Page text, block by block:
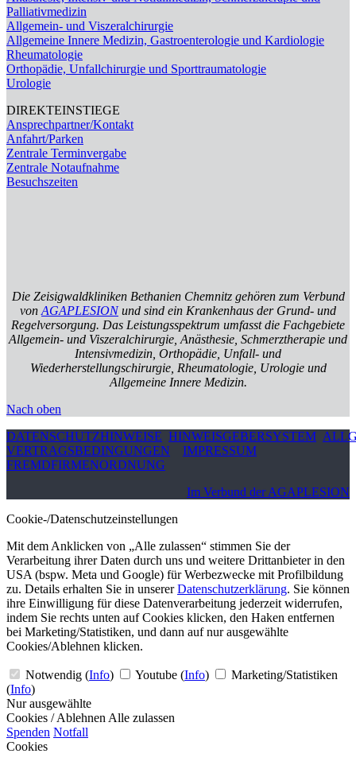
Palliativmedizin
Allgemein- und Viszeralchirurgie
Allgemeine Innere Medizin, Gastroenterologie und Kardiologie
Rheumatologie
Orthopädie, Unfallchirurgie und Sporttraumatologie
Urologie
DIREKTEINSTIEGE
Ansprechpartner/Kontakt
Anfahrt/Parken
Zentrale Terminvergabe
Zentrale Notaufnahme
Besuchszeiten
Die Zeisigwaldkliniken Bethanien Chemnitz gehören zum Verbund
von AGAPLESIONund sind ein Krankenhaus der Grund- und
Regelversorgung. Das Leistungsspektrum umfasst die Fachgebiete
Allgemein- und Viszeralchirurgie, Anästhesie, Schmerztherapie und
Intensivmedizin, Orthopädie, Unfall- und
Wiederherstellungschirurgie, Rheumatologie, Urologie und
Allgemeine Innere Medizin.
Nach oben
DATENSCHUTZHINWEISE HINWEISGEBERSYSTEM
VERTRAGSBEDINGUNGEN
IMPRESSUM
FREMDFIRMENORDNUNG
Im Verbund der AGAPLESION
Cookie-/Datenschutzeinstellungen
Mit dem Anklicken von „Alle zulassen“ stimmen Sie der
Verarbeitung ihrer Daten durch uns und weitere Drittanbieter in den
USA (bspw. Meta und Google) für Werbezwecke mit Profilbildung
zu. Details erhalten Sie in unsererDatenschutzerklärung. Sie können
ihre Einwilligung für diese Datenverarbeitung jederzeit widerrufen,
indem Sie rechts unten auf Cookies klicken, den Haken entfernen
bei Marketing/Statistiken, und dann auf nur ausgewählte
Cookies/Ablehnen klicken.
Notwendig (Info) Youtube (Info)
Marketing/Statistiken
(Info)
Nur ausgewählte
Cookies / Ablehnen Alle zulassen
Spenden Notfall
Cookies